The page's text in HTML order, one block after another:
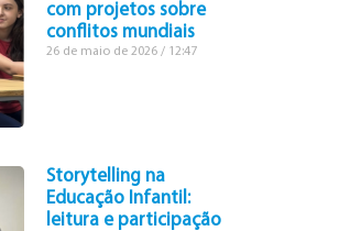
com projetos sobre
conflitos mundiais
26 de maio de 2026 12:47
Storytelling na
Educação Infantil:
leitura e participação